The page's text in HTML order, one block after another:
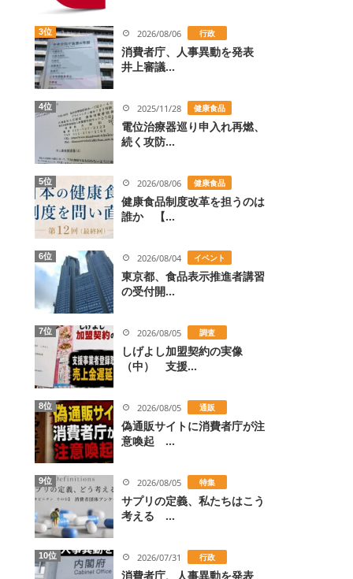
3位 2026/08/06 行政
消費者庁、人事異動を発表
井上審議...
4位 2025/11/28 健康食品
電位治療器巡り申入れ再燃、
続く攻防...
5位 2026/08/06 健康食品
健康食品制度改革を担うのは
誰か 【...
6位 2026/08/04 イベント
東京都、食品表示推進者講習
の受付開...
7位 2026/08/05 調査
しげよし加盟契約の実像
（中） 支援...
8位 2026/08/05 通販
偽通販サイトに消費者庁が注
意喚起 ...
9位 2026/08/05 特集
サプリの定義、私たちはこう
考える ...
10位 2026/07/31 行政
消費者庁、人事異動を発表